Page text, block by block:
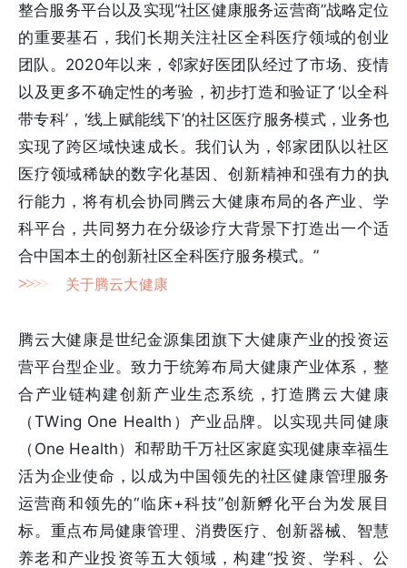
整合服务平台以及实现“社区健康服务运营商”战略定位
的重要基石，我们长期关注社区全科医疗领域的创业
团队。2020年以来，邻家好医团队经过了市场、疫情
以及更多不确定性的考验，初步打造和验证了‘以全科
带专科’，‘线上赋能线下’的社区医疗服务模式，业务也
实现了跨区域快速成长。我们认为，邻家团队以社区
医疗领域稀缺的数字化基因、创新精神和强有力的执
行能力，将有机会协同腾云大健康布局的各产业、学
科平台，共同努力在分级诊疗大背景下打造出一个适
合中国本土的创新社区全科医疗服务模式。”
>>>> 关于腾云大健康
腾云大健康是世纪金源集团旗下大健康产业的投资运
营平台型企业。致力于统筹布局大健康产业体系，整
合产业链构建创新产业生态系统，打造腾云大健康
（TWing One Health）产业品牌。以实现共同健康
（One Health）和帮助千万社区家庭实现健康幸福生
活为企业使命，以成为中国领先的社区健康管理服务
运营商和领先的“临床+科技”创新孵化平台为发展目
标。重点布局健康管理、消费医疗、创新器械、智慧
养老和产业投资等五大领域，构建“投资、学科、公